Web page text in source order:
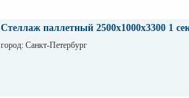
Стеллаж паллетный 2500х1000х3300 1
город: Санкт-Петербург